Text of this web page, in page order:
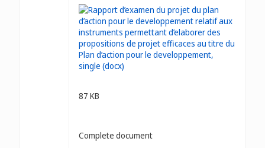
87 KB
Complete document